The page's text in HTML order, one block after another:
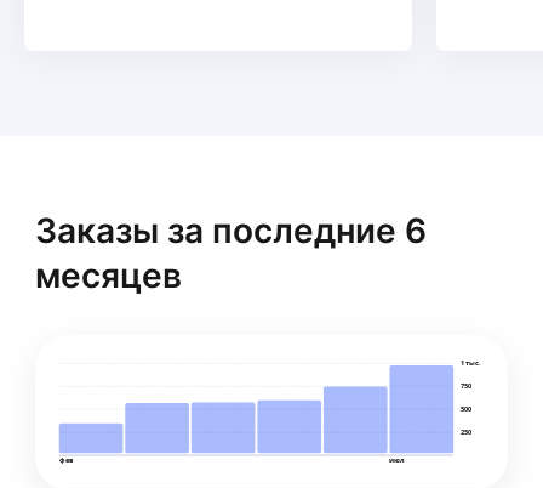
Заказы за последние 6
месяцев
250
500
750
1 тыс.
фев июл